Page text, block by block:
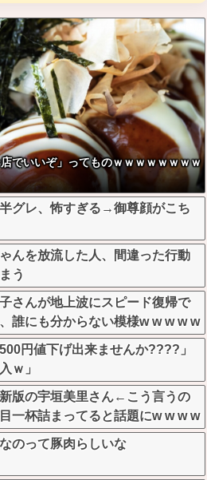
でいいぞ」ってものｗｗｗｗｗｗｗｗ
半グレ、怖すぎる→御尊顔がこち
んを放流した人、間違った行動
う
さんが地上波にスピード復帰で
誰にも分からない模様w w w w w
円値下げ出来ませんか????」
ｗ」
新版の宇垣美里さん←こう言うの
一杯詰まってると話題にw w w w
のって豚肉らしいな